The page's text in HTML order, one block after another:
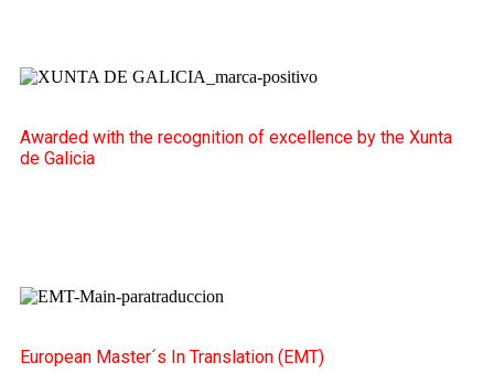
Awarded with the recognition of excellence by the Xunta
de Galicia
European Master´s In Translation (EMT)